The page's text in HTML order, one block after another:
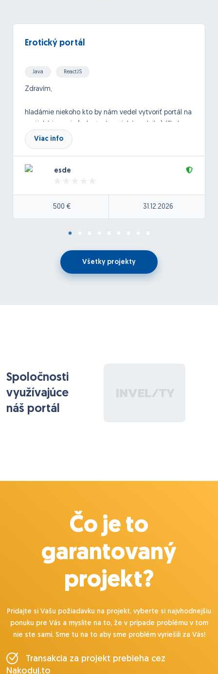
Erotický portál
Java ReactJS
Zdravím,
hladámie niekoho kto by nám vedel vytvoriť portál na
medinárodný inzertný systém, kde by si vedeli
spoločnice zadávať inzeráty. fotky.
Tu pridávam stránku ako príklad pre predstavu:
Viac info
esde
500 € 31.12.2026
Všetky projekty
Spoločnosti
využívajúce
náš portál
Čo je to
garantovaný
projekt?
Pridajte si Vašu požiadavku na projekt, vyberte si najvhodnejšiu
ponuku pre Vás a myslite na to, že v prípade problému v tom
nie ste sami. Sme tu na to aby sme problém vyriešili za Vás!
Transakcia za projekt prebieha cez
Nakoduj.to